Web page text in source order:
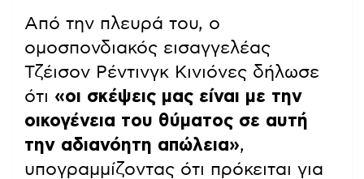
Από την πλευρά του, ο
ομοσπονδιακός εισαγγελέας
Τζέισον Ρέντινγκ Κινιόνες δήλωσε
ότι «οι σκέψεις μας είναι με την
οικογένεια του θύματος σε αυτή
την αδιανόητη απώλεια»,
υπογραμμίζοντας ότι πρόκειται για